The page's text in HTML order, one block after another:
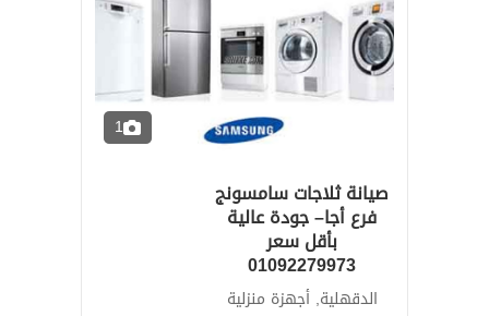
1
صيانة ثلاجات سامسونج
فرع أجا– جودة عالية
بأقل سعر
01092279973
الدقهلية, أجهزة منزلية